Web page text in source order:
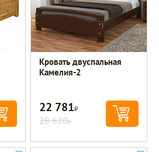
Кровать двуспальная
Камелия-2
22 781Р
28 620Р